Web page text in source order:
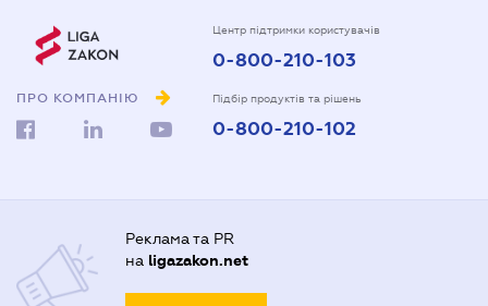
ПРО КОМПАНІЮ
Центр підтримки користувачів
0-800-210-103
Підбір продуктів та рішень
0-800-210-102
Реклама та PR
на ligazakon.net